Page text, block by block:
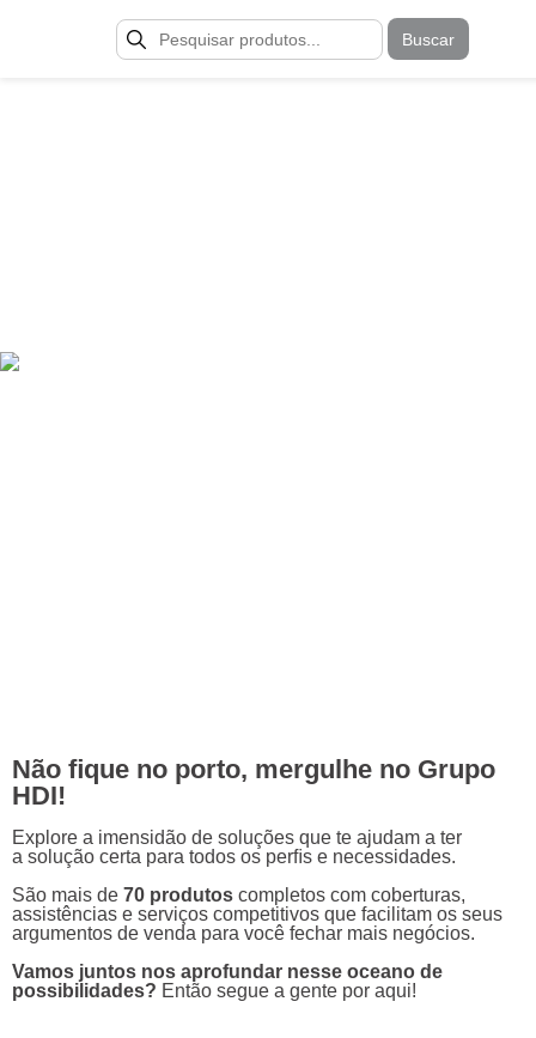
Buscar
Não ﬁque no porto, mergulhe no Grupo
HDI!
Explore a imensidão de soluções que te ajudam a ter
a solução certa para todos os perﬁs e necessidades.
São mais de 70 produtos completos com coberturas,
assistências e serviços competitivos que facilitam os seus
argumentos de venda para você fechar mais negócios.
Vamos juntos nos aprofundar nesse oceano de
possibilidades? Então segue a gente por aqui!